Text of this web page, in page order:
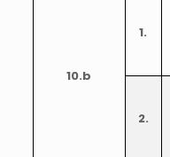
10.b
1.
2.